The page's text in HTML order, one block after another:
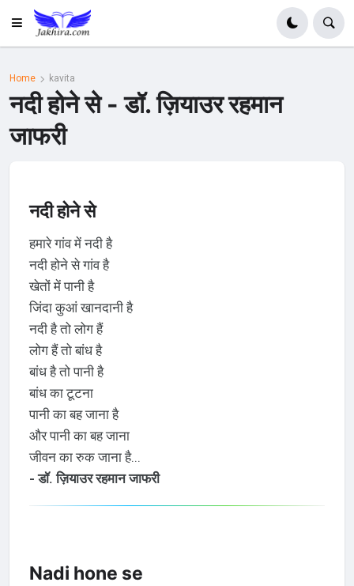
Home kavita
नदी होने से - डॉ. ज़ियाउर रहमान
जाफरी
नदी होने से
हमारे गांव में नदी है
नदी होने से गांव है
खेतों में पानी है
जिंदा कुआं खानदानी है
नदी है तो लोग हैं
लोग हैं तो बांध है
बांध है तो पानी है
बांध का टूटना
पानी का बह जाना है
और पानी का बह जाना
जीवन का रुक जाना है...
- डॉ. ज़ियाउर रहमान जाफरी
Nadi hone se